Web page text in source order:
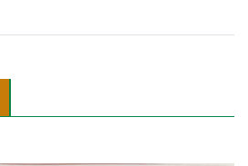
सदस्य नियुक्तिमा विभेद भयो :
संघ